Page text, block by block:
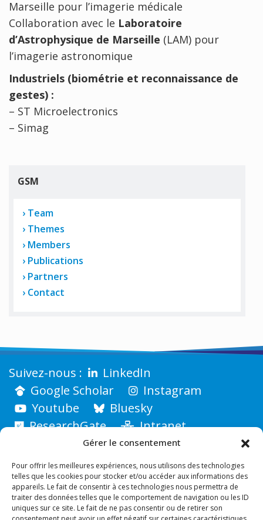
Gérer le consentement
Pour offrir les meilleures expériences, nous utilisons des technologies
telles que les cookies pour stocker et/ou accéder aux informations des
appareils. Le fait de consentir à ces technologies nous permettra de
traiter des données telles que le comportement de navigation ou les ID
uniques sur ce site. Le fait de ne pas consentir ou de retirer son
Marseille pour l’imagerie médicale
Collaboration avec le Laboratoire
d’Astrophysique de Marseille (LAM) pour
l’imagerie astronomique
Industriels (biométrie et reconnaissance de
gestes) :
– ST Microelectronics
– Simag
GSM
Team
Themes
Members
Publications
Partners
Contact
LinkedIn
Google Scholar
Instagram
Youtube
Bluesky
ResearchGate
Intranet